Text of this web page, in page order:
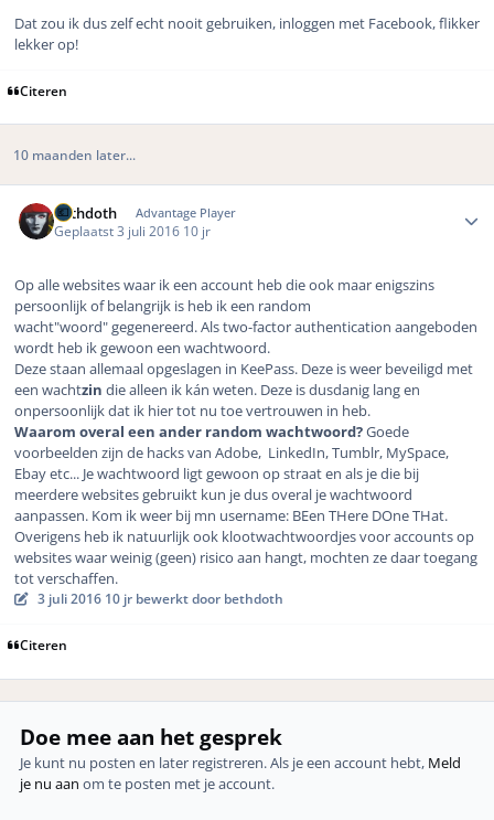
Dat zou ik dus zelf echt nooit gebruiken, inloggen met Facebook, flikker
lekker op!
Citeren
10 maanden later...
bethdoth Advantage Player
Geplaatst 3 juli 2016 10 jr
Op alle websites waar ik een account heb die ook maar enigszins
persoonlijk of belangrijk is heb ik een random
wacht"woord" gegenereerd. Als two-factor authentication aangeboden
wordt heb ik gewoon een wachtwoord.
Deze staan allemaal opgeslagen in KeePass. Deze is weer beveiligd met
een wachtzin die alleen ik kán weten. Deze is dusdanig lang en
onpersoonlijk dat ik hier tot nu toe vertrouwen in heb.
Waarom overal een ander random wachtwoord?Goede
voorbeelden zijn de hacks van Adobe, LinkedIn, Tumblr, MySpace,
Ebay etc... Je wachtwoord ligt gewoon op straat en als je die bij
meerdere websites gebruikt kun je dus overal je wachtwoord
aanpassen. Kom ik weer bij mn username: BEen THere DOne THat.
Overigens heb ik natuurlijk ook klootwachtwoordjes voor accounts op
websites waar weinig (geen) risico aan hangt, mochten ze daar toegang
tot verschaffen.
3 juli 2016 10 jr bewerkt door bethdoth
Citeren
Doe mee aan het gesprek
Je kunt nu posten en later registreren. Als je een account hebt, Meld
je nu aan om te posten met je account.